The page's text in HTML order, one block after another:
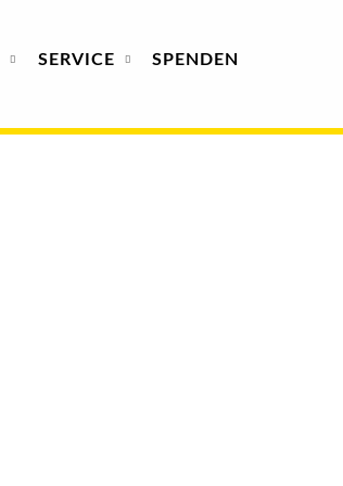
SERVICE SPENDEN